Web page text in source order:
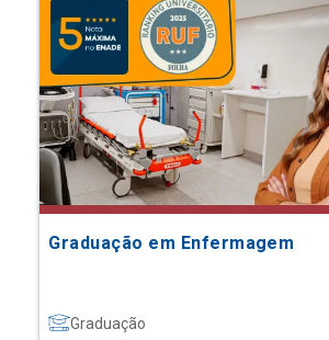
Graduação em Enfermagem
Graduação